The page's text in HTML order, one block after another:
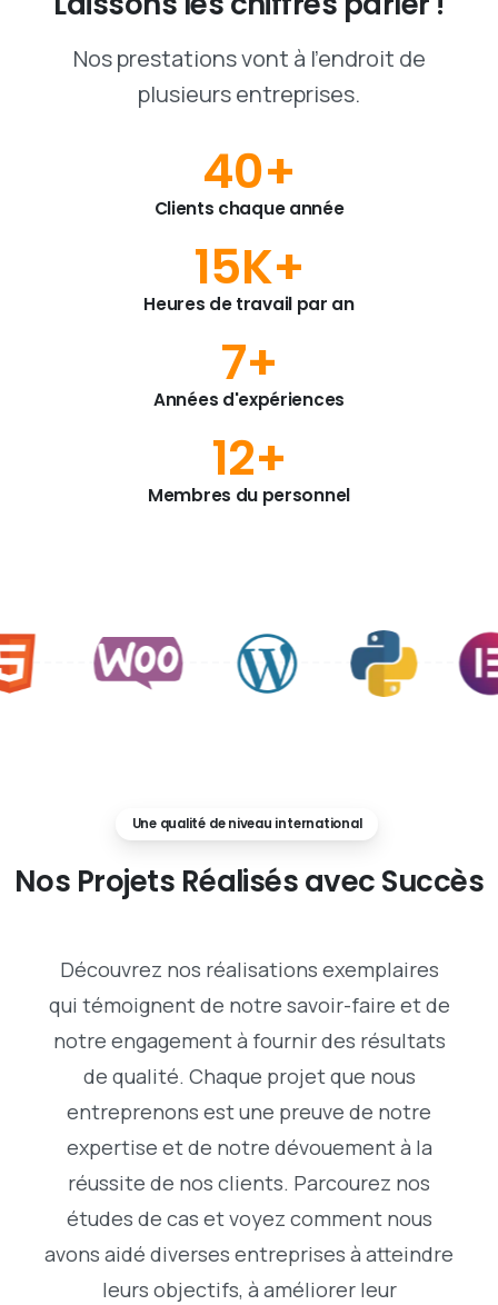
Nos prestations vont à l'endroit de
plusieurs entreprises.
40+
Clients chaque année
15K+
Heures de travail par an
7+
Années d'expériences
12+
Membres du personnel
Une qualité de niveau international
Nos Projets RéalisésavecSuccès
Découvrez nos réalisations exemplaires
qui témoignent de notre savoir-faire et de
notre engagement à fournir des résultats
de qualité. Chaque projet que nous
entreprenons est une preuve de notre
expertise et de notre dévouement à la
réussite de nos clients. Parcourez nos
études de cas et voyez comment nous
avons aidé diverses entreprises à atteindre
leurs objectifs, à améliorer leur